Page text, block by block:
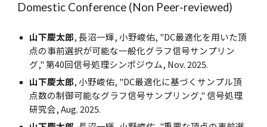
Domestic Conference (Non Peer-reviewed)
山下慶太郎, 長沼一輝, 小野峻佑, "DC最適化を用いた頂
点の事前選択が可能な一般化グラフ信号サンプリン
グ," 第40回信号処理シンポジウム, Nov. 2025.
山下慶太郎, 小野峻佑, "DC最適化に基づくサンプル頂
点数の制御可能なグラフ信号サンプリング," 信号処理
研究会, Aug. 2025.